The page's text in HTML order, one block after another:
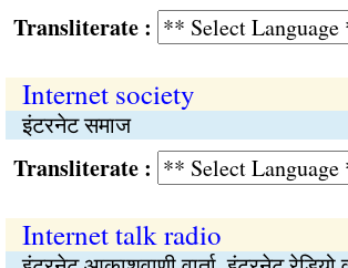
:
Internet society
इंटरनेट समाज
:
Internet talk radio